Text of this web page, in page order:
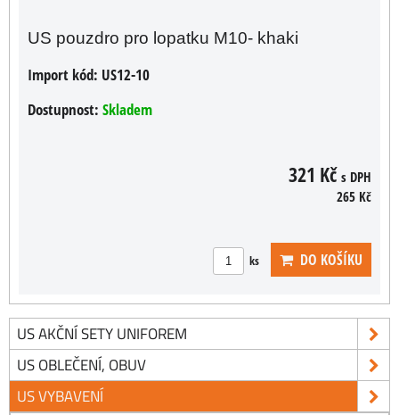
US pouzdro pro lopatku M10- khaki
Import kód: US12-10
Dostupnost: Skladem
321 Kč s DPH
265 Kč
ks DO KOŠÍKU
US AKČNÍ SETY UNIFOREM
US OBLEČENÍ, OBUV
US VYBAVENÍ